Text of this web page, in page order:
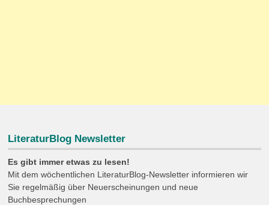
LiteraturBlog Newsletter
Es gibt immer etwas zu lesen!
Mit dem wöchentlichen LiteraturBlog-Newsletter informieren wir
Sie regelmäßig über Neuerscheinungen und neue
Buchbesprechungen